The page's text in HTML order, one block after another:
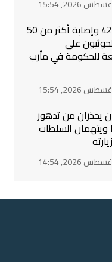
مصادر: مقتل 42 وإصابة أكثر من 50
على
للحكومة في مأرب
يحذران من تدهور
السلطات